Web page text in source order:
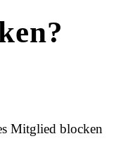
Mitglied blocken